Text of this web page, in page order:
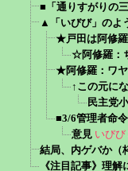
■「通りすがりの
▲「いびび」のよ
★戸田は阿修羅
☆阿修羅：
★阿修羅：ワヤ
↑この元に
民主党
■3/6管理者命
意見 いびび
結局、内ゲバか（
《注目記事》理